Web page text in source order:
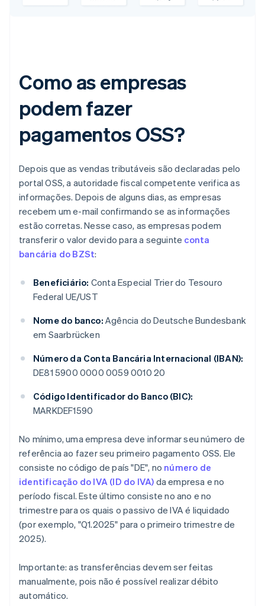
Como as empresas
podem fazer
pagamentos OSS?
Depois que as vendas tributáveis são declaradas pelo
portal OSS, a autoridade fiscal competente verifica as
informações. Depois de alguns dias, as empresas
recebem um e-mail confirmando se as informações
estão corretas. Nesse caso, as empresas podem
transferir o valor devido para a seguinte conta
bancária do BZSt:
Beneficiário: Conta Especial Trier do Tesouro
Federal UE/UST
Nome do banco: Agência do Deutsche Bundesbank
em Saarbrücken
Número da Conta Bancária Internacional (IBAN):
DE81 5900 0000 0059 0010 20
Código Identificador do Banco (BIC):
MARKDEF1590
No mínimo, uma empresa deve informar seu número de
referência ao fazer seu primeiro pagamento OSS. Ele
consiste no código de país "DE", no número de
identificação do IVA (ID do IVA) da empresa e no
período fiscal. Este último consiste no ano e no
trimestre para os quais o passivo de IVA é liquidado
(por exemplo, "Q1.2025" para o primeiro trimestre de
2025).
Importante: as transferências devem ser feitas
manualmente, pois não é possível realizar débito
automático.